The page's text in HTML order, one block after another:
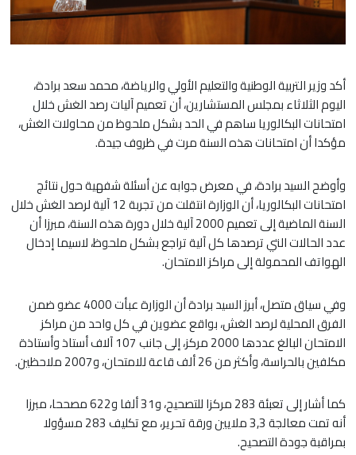
أكد وزير التربية الوطنية والتعليم الأولي والرياضة، محمد سعد برادة،
اليوم الثلاثاء بمجلس المستشارين، أن تعميم آليات رصد الغش خلال
امتحانات البكالوريا ساهم في الحد بشكل ملحوظ من محاولات الغش،
مؤكدا أن امتحانات هذه السنة مرت في ظروف جيدة.
وأوضح السيد برادة، في معرض جوابه عن أسئلة شفهية حول نتائج
امتحانات البكالوريا، أن الوزارة انتقلت من تجربة 12 آلية لرصد الغش خلال
السنة الماضية إلى تعميم 2000 آلية خلال دورة هذه السنة، مبرزا أن
عدد الحالات التي ترصدها كل آلية تراجع بشكل ملحوظ، لاسيما إدخال
الهواتف المحمولة إلى مراكز الامتحان.
وفي سياق متصل، أبرز السيد برادة أن الوزارة عبأت 4000 عضو ضمن
الفرق المحلية لرصد الغش، بواقع عضوين في كل واحد من مراكز
الامتحان البالغ عددها 2000 مركز، إلى جانب 107 آلاف أستاذ وأستاذة
مكلفين بالحراسة، وأكثر من 26 ألف قاعة للامتحان، و2007 ملاحظين.
كما أشار إلى تعبئة 283 مركزا للتصحيح، و31 ألفا و622 مصححا، مبرزا
أنه تمت معالجة 3,3 ملايين ورقة تحرير، مع تكليف 283 مسؤولا
بمراقبة جودة التصحيح.